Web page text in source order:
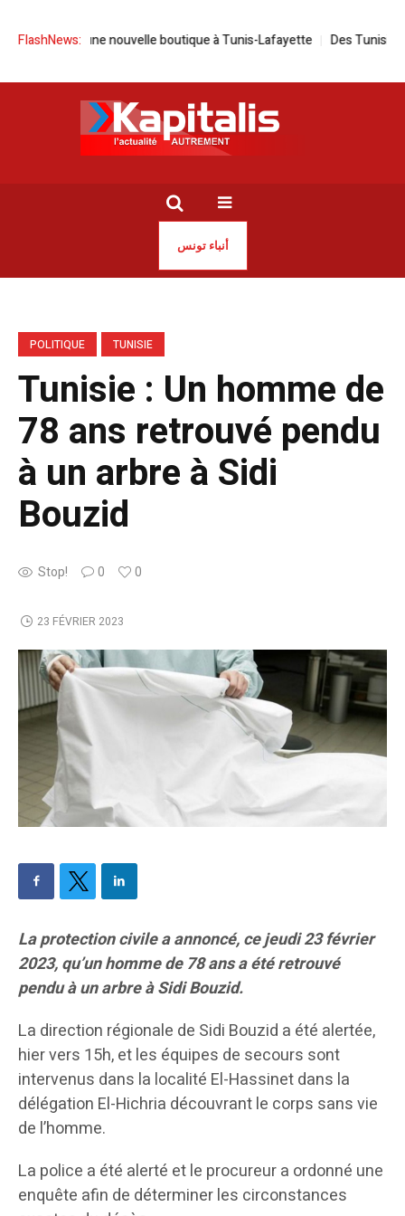
FlashNews:une nouvelle boutique à Tunis-Lafayette Des Tunisiens à
أنباء تونس
POLITIQUE TUNISIE
Tunisie : Un homme de
78 ans retrouvé pendu
à un arbre à Sidi
Bouzid
Stop! 0 0
23 FÉVRIER 2023
La protection civile a annoncé, ce jeudi 23 février
2023, qu’un homme de 78 ans a été retrouvé
pendu à un arbre à Sidi Bouzid.
La direction régionale de Sidi Bouzid a été alertée,
hier vers 15h, et les équipes de secours sont
intervenus dans la localité El-Hassinet dans la
délégation El-Hichria découvrant le corps sans vie
de l’homme.
La police a été alerté et le procureur a ordonné une
enquête afin de déterminer les circonstances